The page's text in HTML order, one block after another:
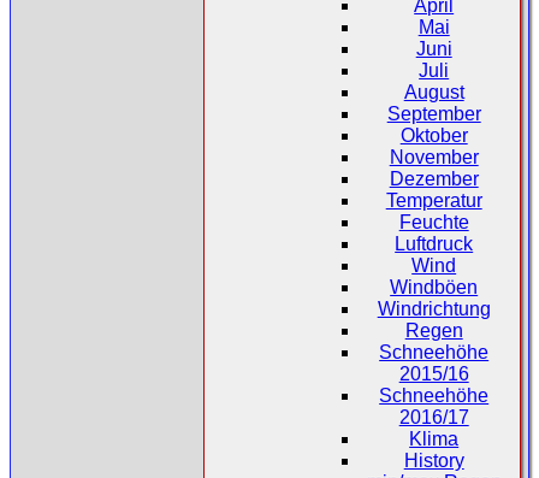
April
Mai
Juni
Juli
August
September
Oktober
November
Dezember
Temperatur
Feuchte
Luftdruck
Wind
Windböen
Windrichtung
Regen
Schneehöhe
2015/16
Schneehöhe
2016/17
Klima
History